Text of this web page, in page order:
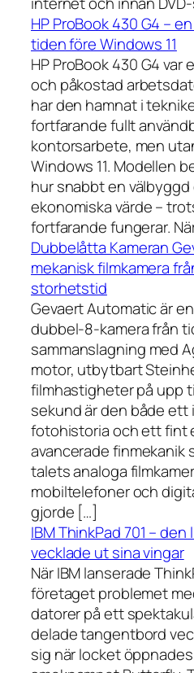
HP ProBook 430 G4 –
tiden före Windows 11
HP ProBook 430 G4 var
och påkostad
har den hamnat i
fortfarande fullt
kontorsarbete, men
Windows 11. Modellen
hur snabbt en
ekonomiska värde –
fortfarande fungerar.
Dubbelåtta Kameran
mekanisk filmkamera
storhetstid
Gevaert Automatic är
dubbel-8-kamera från
sammanslagning med
motor, utbytbart
filmhastigheter på upp
sekund är den både
fotohistoria och ett fint
avancerade finmekanik
talets analoga
mobiltelefoner och
gjorde […]
IBM ThinkPad 701 –
vecklade ut sina vingar
När IBM lanserade
företaget problemet
datorer på ett
delade tangentbord
sig när locket